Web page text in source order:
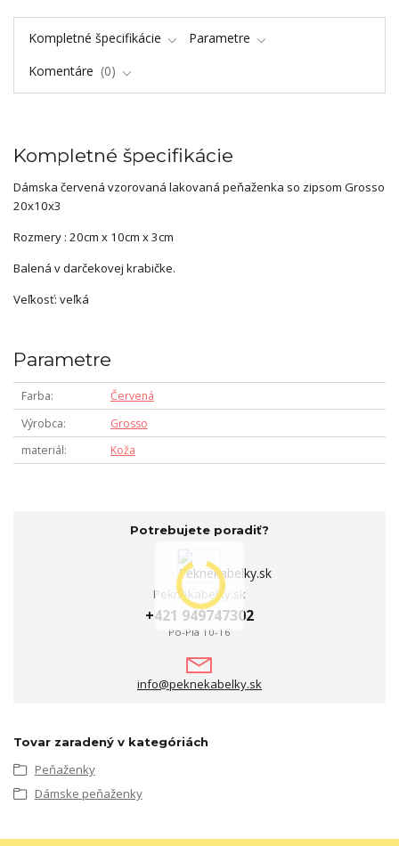
Kompletné špecifikácie
Parametre
Komentáre
0
Kompletné špecifikácie
Dámska červená vzorovaná lakovaná peňaženka so zipsom Grosso
20x10x3
Rozmery : 20cm x 10cm x 3cm
Balená v darčekovej krabičke.
Veľkosť: veľká
Parametre
Farba
Červená
Výrobca
Grosso
materiál
Koža
Potrebujete poradiť?
Peknekabelky.sk
+421 949747302
Po-Pia 10-16
info@peknekabelky.sk
Tovar zaradený v kategóriách
Peňaženky
Dámske peňaženky